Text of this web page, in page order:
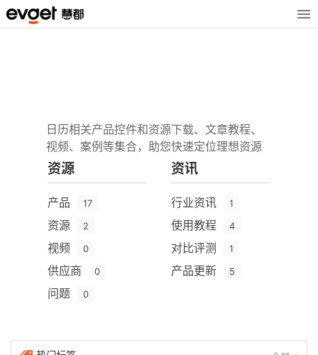
日历相关产品控件和资源下载、文章教程、
视频、案例等集合，助您快速定位理想资源
资源
产品 17
资源 2
视频 0
供应商 0
问题 0
资讯
行业资讯 1
使用教程 4
对比评测 1
产品更新 5